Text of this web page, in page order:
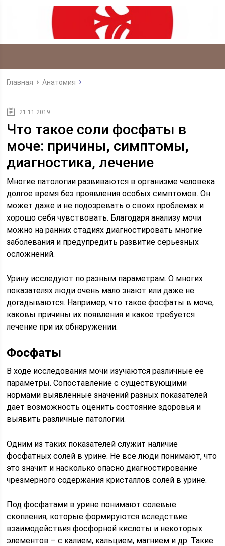
Главная Анатомия
21.11.2019
Что такое соли фосфаты в
моче: причины, симптомы,
диагностика, лечение
Многие патологии развиваются в организме человека
долгое время без проявления особых симптомов. Он
может даже и не подозревать о своих проблемах и
хорошо себя чувствовать. Благодаря анализу мочи
можно на ранних стадиях диагностировать многие
заболевания и предупредить развитие серьезных
осложнений.
Урину исследуют по разным параметрам. О многих
показателях люди очень мало знают или даже не
догадываются. Например, что такое фосфаты в моче,
каковы причины их появления и какое требуется
лечение при их обнаружении.
Фосфаты
В ходе исследования мочи изучаются различные ее
параметры. Сопоставление с существующими
нормами выявленные значений разных показателей
дает возможность оценить состояние здоровья и
выявить различные патологии.
Одним из таких показателей служит наличие
фосфатных солей в урине. Не все люди понимают, что
это значит и насколько опасно диагностирование
чрезмерного содержания кристаллов солей в урине.
Под фосфатами в урине понимают солевые
скопления, которые формируются вследствие
взаимодействия фосфорной кислоты и некоторых
элементов – с калием, кальцием, магнием и др. Такие